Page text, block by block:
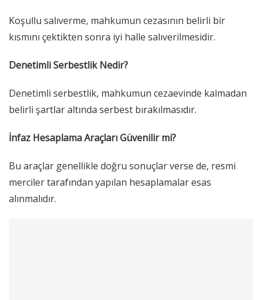
Koşullu salıverme, mahkumun cezasının belirli bir
kısmını çektikten sonra iyi halle salıverilmesidir.
Denetimli Serbestlik Nedir?
Denetimli serbestlik, mahkumun cezaevinde kalmadan
belirli şartlar altında serbest bırakılmasıdır.
İnfaz Hesaplama Araçları Güvenilir mi?
Bu araçlar genellikle doğru sonuçlar verse de, resmi
merciler tarafından yapılan hesaplamalar esas
alınmalıdır.